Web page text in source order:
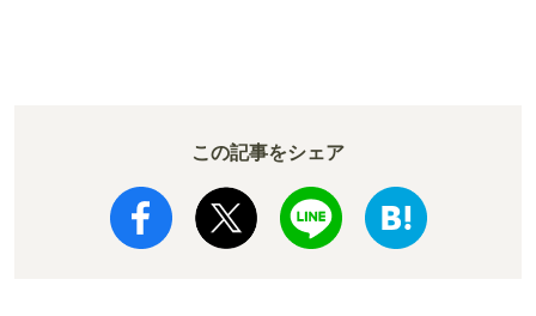
この記事をシェア